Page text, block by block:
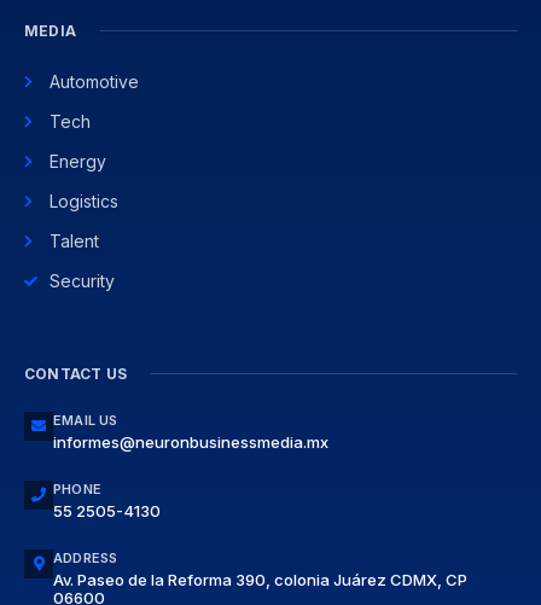
MEDIA
Automotive
Tech
Energy
Logistics
Talent
Security
CONTACT US
EMAIL US
informes@neuronbusinessmedia.mx
PHONE
55 2505-4130
ADDRESS
Av. Paseo de la Reforma 390, colonia Juárez CDMX, CP
06600